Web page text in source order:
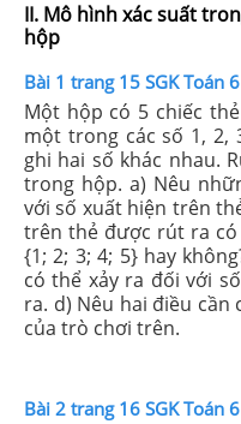
II. Mô hình xác suất
hộp
Bài 1 trang 15 SGK Toán
Một hộp có 5 chiếc
một trong các số 1, 2,
ghi hai số khác nhau.
trong hộp. a) Nêu
với số xuất hiện trên
trên thẻ được rút ra
{1; 2; 3; 4; 5} hay
có thể xảy ra đối với
ra. d) Nêu hai điều
của trò chơi trên.
Bài 2 trang 16 SGK Toán